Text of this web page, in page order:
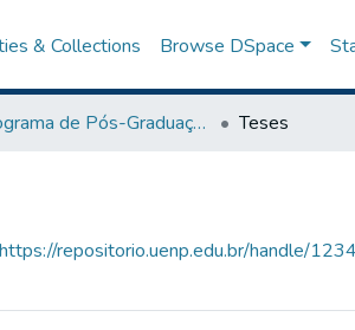
& Collections Browse DSpace
Programa de Pós-Graduação em Ciências do Movimento Humano Teses
https://repositorio.uenp.edu.br/handle/